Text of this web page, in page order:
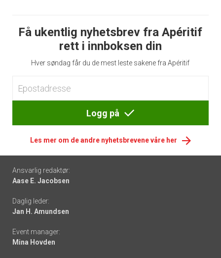
Få ukentlig nyhetsbrev fra Apéritif
rett i innboksen din
Hver søndag får du de mest leste sakene fra Apéritif
Logg på
Les mer om de andre nyhetsbrevene våre her
Footer
-
links
Ansvarlig redaktør:
Aase E. Jacobsen
Daglig leder:
Jan H. Amundsen
Event manager:
Mina Hovden